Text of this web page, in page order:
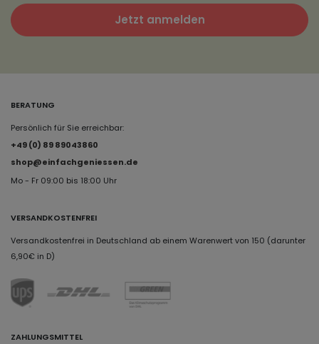
Jetzt anmelden
BERATUNG
Persönlich für Sie erreichbar:
+49 (0) 89 89043860
shop@einfachgeniessen.de
Mo - Fr 09:00 bis 18:00 Uhr
VERSANDKOSTENFREI
Versandkostenfrei in Deutschland ab einem Warenwert von 150 (darunter
6,90€ in D)
ZAHLUNGSMITTEL